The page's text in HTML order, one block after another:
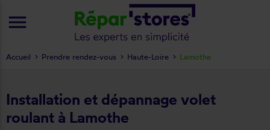
Installation et dépannage volet
roulant à Lamothe
Accueil Prendre rendez-vous Haute-Loire Lamothe
menu